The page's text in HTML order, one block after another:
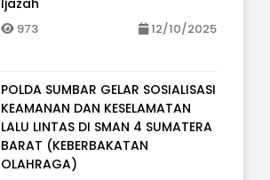
973 12/10/2025
POLDA SUMBAR GELAR SOSIALISASI
KEAMANAN DAN KESELAMATAN
LALU LINTAS DI SMAN 4 SUMATERA
BARAT (KEBERBAKATAN
OLAHRAGA)